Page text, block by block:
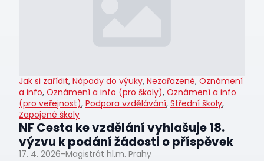
Jak si zařídit, Nápady do výuky, Nezařazené, Oznámení
a info, Oznámení a info (pro školy), Oznámení a info
(pro veřejnost), Podpora vzdělávání, Střední školy,
Zapojené školy
NF Cesta ke vzdělání vyhlašuje 18.
výzvu k podání žádosti o příspěvek
17. 4. 2026-Magistrát hl.m. Prahy